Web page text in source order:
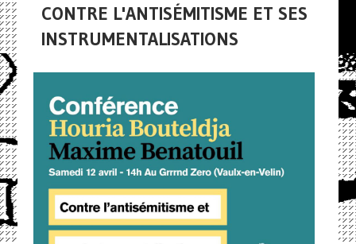
CONTRE L'ANTISÉMITISME ET SES
INSTRUMENTALISATIONS